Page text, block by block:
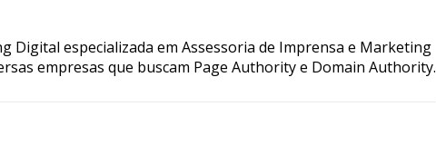
Digital especializada em Assessoria de Imprensa e Marketing
empresas que buscam Page Authority e Domain Authority.